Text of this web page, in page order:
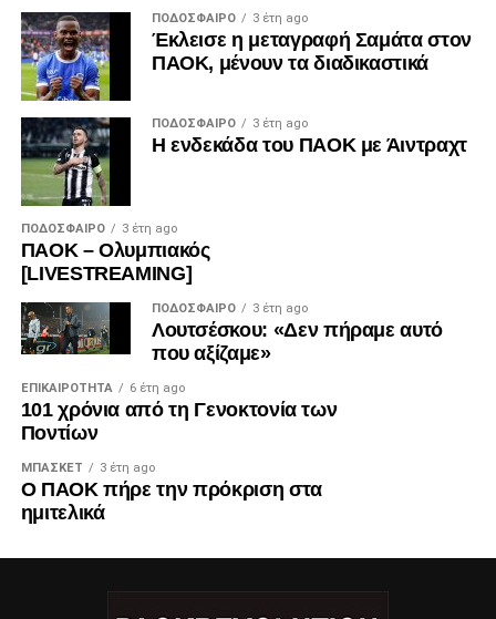
ΠΟΔΌΣΦΑΙΡΟ 3 έτη ago
Έκλεισε η μεταγραφή Σαμάτα στον
ΠΑΟΚ, μένουν τα διαδικαστικά
ΠΟΔΌΣΦΑΙΡΟ 3 έτη ago
Η ενδεκάδα του ΠΑΟΚ με Άιντραχτ
ΠΟΔΌΣΦΑΙΡΟ 3 έτη ago
ΠΑΟΚ – Ολυμπιακός
[LIVESTREAMING]
ΠΟΔΌΣΦΑΙΡΟ 3 έτη ago
Λουτσέσκου: «Δεν πήραμε αυτό
που αξίζαμε»
ΕΠΙΚΑΙΡΌΤΗΤΑ 6 έτη ago
101 χρόνια από τη Γενοκτονία των
Ποντίων
ΜΠΆΣΚΕΤ 3 έτη ago
Ο ΠΑΟΚ πήρε την πρόκριση στα
ημιτελικά